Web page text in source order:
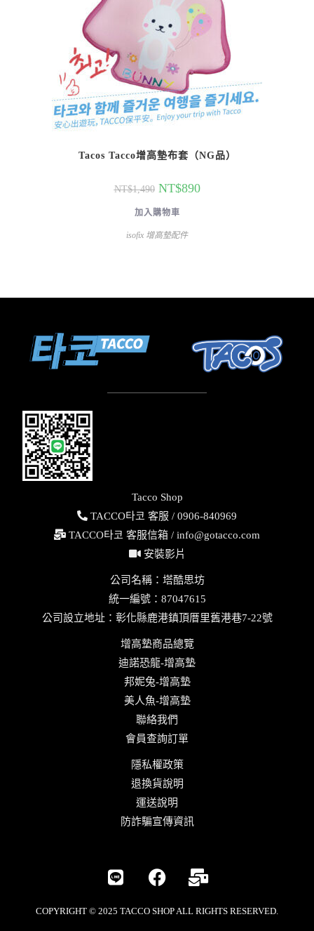
Tacos Tacco增高墊布套（NG品）
NT$1,490 NT$890
加入購物車
isofix 增高墊配件
Tacco Shop
TACCO타코 客服 / 0906-840969
TACCO타코 客服信箱 / info@gotacco.com
安裝影片
公司名稱：塔酷思坊
統一編號：87047615
公司設立地址：彰化縣鹿港鎮頂厝里舊港巷7-22號
增高墊商品總覽
迪諾恐龍-增高墊
邦妮兔-增高墊
美人魚-增高墊
聯絡我們
會員查詢訂單
隱私權政策
退換貨說明
運送說明
防詐騙宣傳資訊
COPYRIGHT © 2025 TACCO SHOP ALL RIGHTS RESERVED.